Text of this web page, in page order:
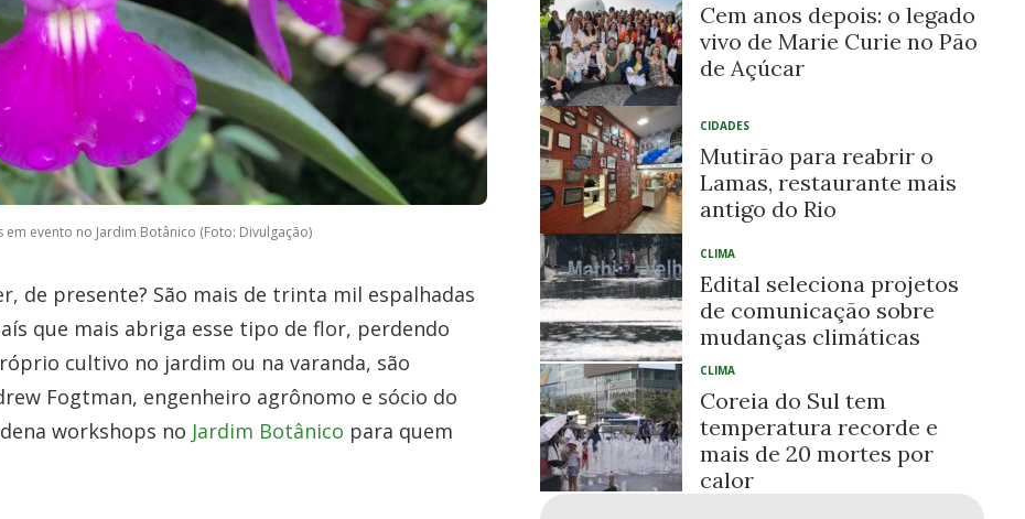
evento no Jardim Botânico (Foto: Divulgação)
de presente? São mais de trinta mil espalhadas
que mais abriga esse tipo de flor, perdendo
cultivo no jardim ou na varanda, são
Fogtman, engenheiro agrônomo e sócio do
workshops no Jardim Botânico para quem
Cem anos depois: o legado
vivo de Marie Curie no Pão
de Açúcar
CIDADES
Mutirão para reabrir o
Lamas, restaurante mais
antigo do Rio
CLIMA
Edital seleciona projetos
de comunicação sobre
mudanças climáticas
CLIMA
Coreia do Sul tem
temperatura recorde e
mais de 20 mortes por
calor